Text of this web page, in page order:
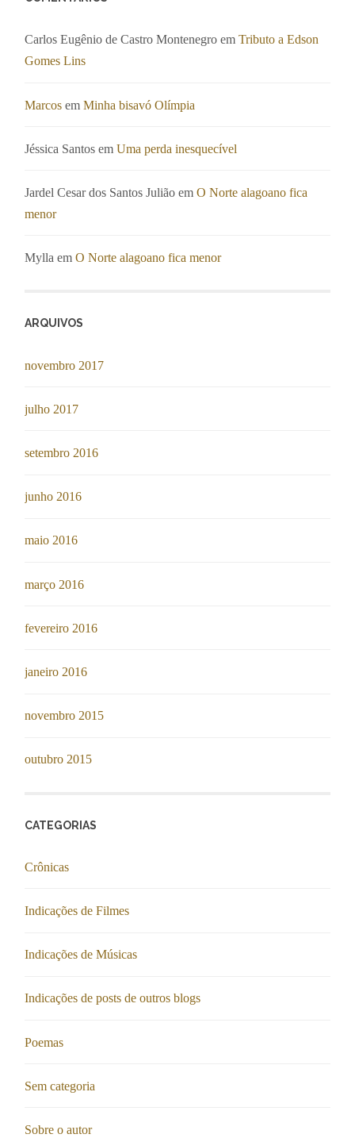
Carlos Eugênio de Castro Montenegro emTributo a Edson
Gomes Lins
Marcos emMinha bisavó Olímpia
Jéssica Santos emUma perda inesquecível
Jardel Cesar dos Santos Julião emO Norte alagoano fica
menor
Mylla emO Norte alagoano fica menor
ARQUIVOS
novembro 2017
julho 2017
setembro 2016
junho 2016
maio 2016
março 2016
fevereiro 2016
janeiro 2016
novembro 2015
outubro 2015
CATEGORIAS
Crônicas
Indicações de Filmes
Indicações de Músicas
Indicações de posts de outros blogs
Poemas
Sem categoria
Sobre o autor